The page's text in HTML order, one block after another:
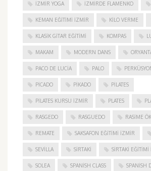
İZMIR YOGA IZMIRDE FLAMENKO
KEMAN EĞITIMI İZMIR KILO VERME
KLASIK GITAR EĞITIMI KOMPAS
MAKAM MODERN DANS
PACO DE LUCIA PALO
PICADO PIKADO PILATES
PILATES KURSU İZMIR PLATES
RASGEDO RASGUEDO RASIME
REMATE SAKSAFON EĞITIMI İZMIR
SEVILLA SIRTAKI SIRTAKI
SOLEA SPANISH CLASS SPANISH